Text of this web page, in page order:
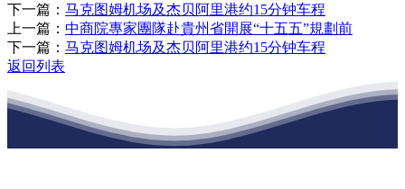
下一篇： 马克图姆机场及杰贝阿里港约15分钟车程
上一篇： 中商院專家團隊赴貴州省開展“十五五”規劃前
下一篇： 马克图姆机场及杰贝阿里港约15分钟车程
返回列表